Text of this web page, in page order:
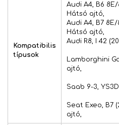
Kompatibilis
típusok
Audi A4, B6
Hátsó ajtó,
Audi A4, B7
Hátsó ajtó,
Audi R8, I 42
Lamborghini
ajtó,
Saab 9-3,
Seat Exeo, B7
ajtó,